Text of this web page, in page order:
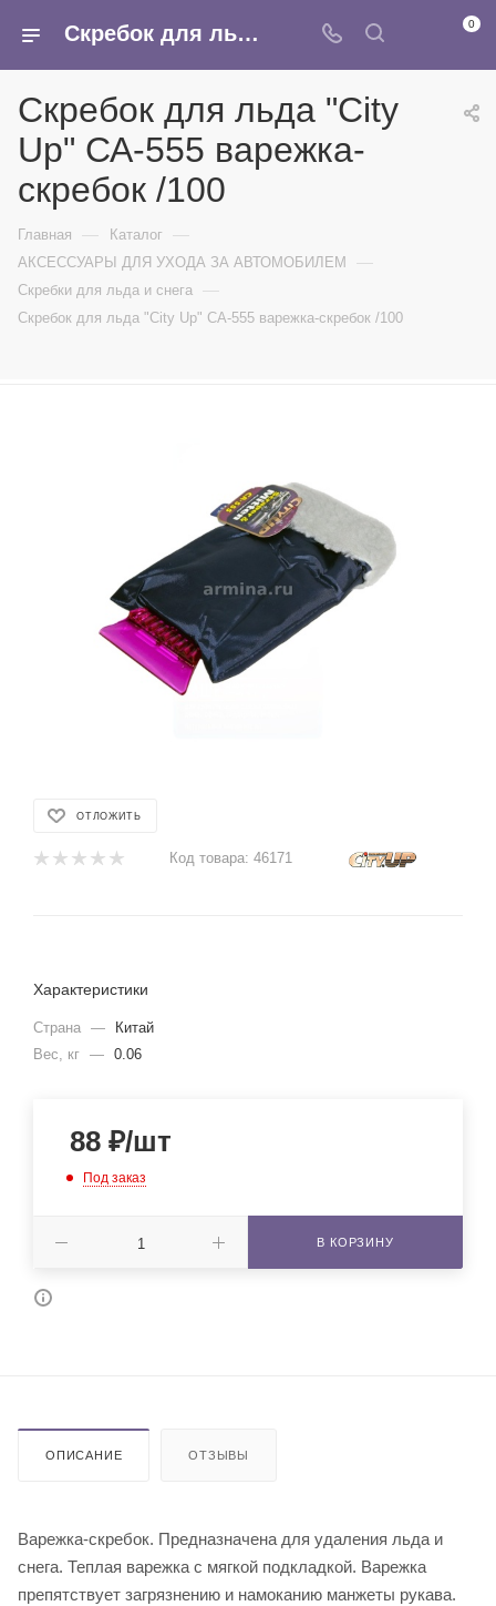
Скребок для льда "City Up" СА-555 варежка-скребок /100 - купить в интернет-магазине Армина 0
Скребок для льда "City
Up" СА-555 варежка-
скребок /100
Главная — Каталог —
АКСЕССУАРЫ ДЛЯ УХОДА ЗА АВТОМОБИЛЕМ —
Скребки для льда и снега —
Скребок для льда "City Up" СА-555 варежка-скребок /100
ОТЛОЖИТЬ
Код товара: 46171
Характеристики
Страна —
Китай
Вес, кг — 0.06
88 ₽/шт
Под заказ
В КОРЗИНУ
ОПИСАНИЕ ОТЗЫВЫ
Варежка-скребок. Предназначена для удаления льда и
снега. Теплая варежка с мягкой подкладкой. Варежка
препятствует загрязнению и намоканию манжеты рукава.